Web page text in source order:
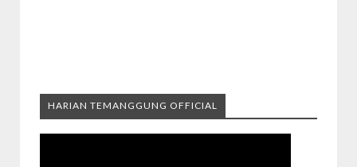
HARIAN TEMANGGUNG OFFICIAL